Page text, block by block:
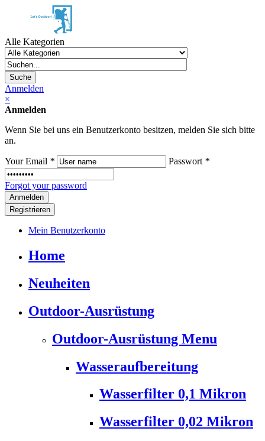
Alle Kategorien
Suche
Anmelden
×
Anmelden
Wenn Sie bei uns ein Benutzerkonto besitzen, melden Sie sich bitte
an.
Your Email * Passwort *
Forgot your password
Registrieren
Mein Benutzerkonto
Home
Neuheiten
Outdoor-Ausrüstung
Outdoor-Ausrüstung Menu
Wasseraufbereitung
Wasserfilter 0,1 Mikron
Wasserfilter 0,02 Mikron